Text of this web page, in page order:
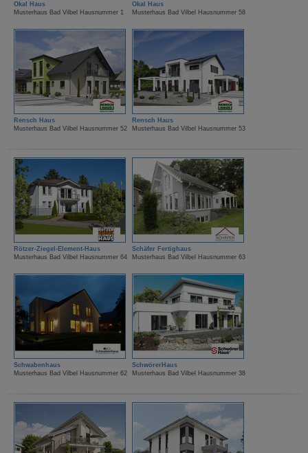
Okal Haus
Musterhaus Bad Vilbel Hausnummer 1
Okal Haus
Musterhaus Bad Vilbel Hausnummer 58
Rensch Haus
Musterhaus Bad Vilbel Hausnummer 52
Rensch Haus
Musterhaus Bad Vilbel Hausnummer 53
Rötzer-Ziegel-Element-Haus
Musterhaus Bad Vilbel Hausnummer 64
Schäfer Fertighaus
Musterhaus Bad Vilbel Hausnummer 63
Schwabenhaus
Musterhaus Bad Vilbel Hausnummer 62
SchwörerHaus
Musterhaus Bad Vilbel Hausnummer 38